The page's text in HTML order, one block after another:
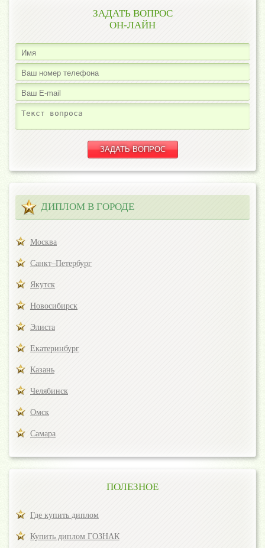
ЗАДАТЬ ВОПРОС
ОН-ЛАЙН
ДИПЛОМ В ГОРОДЕ
Москва
Санкт–Петербург
Якутск
Новосибирск
Элиста
Екатеринбург
Казань
Челябинск
Омск
Самара
ПОЛЕЗНОЕ
Где купить диплом
Купить диплом ГОЗНАК